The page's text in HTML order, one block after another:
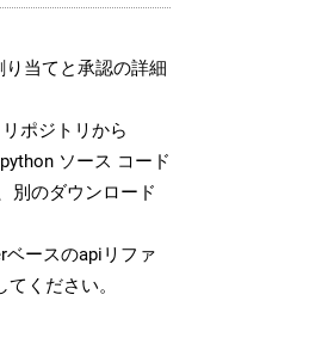
当てと承認の詳細
リポジトリから
ソース コード
別のダウンロード
ベースのapiリファ
ください。